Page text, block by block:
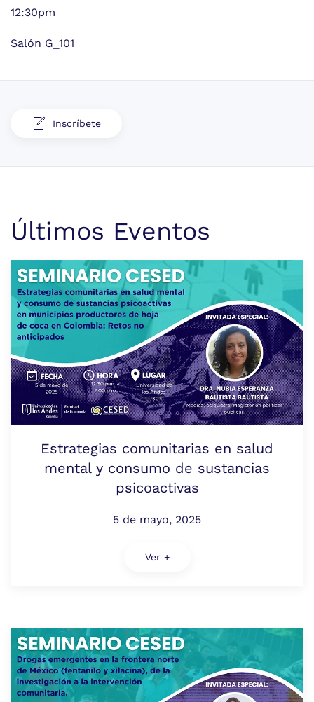
12:30pm
Salón G_101
Inscríbete
Últimos Eventos
Estrategias comunitarias en salud
mental y consumo de sustancias
psicoactivas
5 de mayo, 2025
Ver +